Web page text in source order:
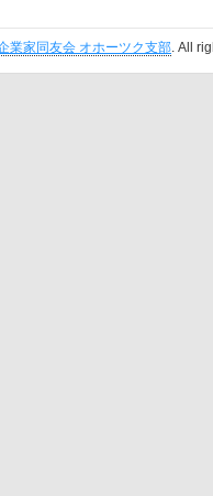
業家同友会 オホーツク支部. All